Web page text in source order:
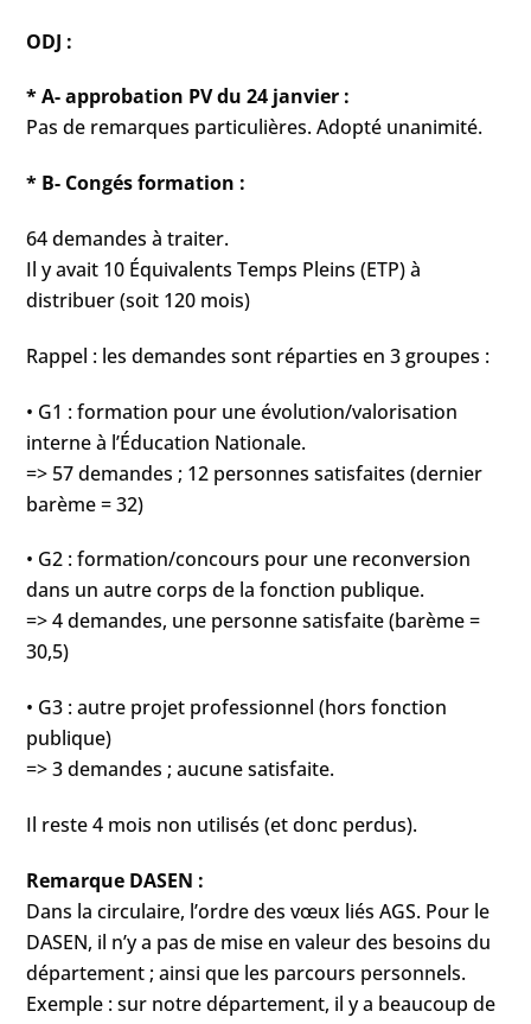
ODJ :
* A- approbation PV du 24 janvier :
Pas de remarques particulières. Adopté unanimité.
* B- Congés formation :
64 demandes à traiter.
Il y avait 10 Équivalents Temps Pleins (ETP) à
distribuer (soit 120 mois)
Rappel : les demandes sont réparties en 3 groupes :
• G1 : formation pour une évolution/valorisation
interne à l’Éducation Nationale.
=> 57 demandes ; 12 personnes satisfaites (dernier
barème = 32)
• G2 : formation/concours pour une reconversion
dans un autre corps de la fonction publique.
=> 4 demandes, une personne satisfaite (barème =
30,5)
• G3 : autre projet professionnel (hors fonction
publique)
=> 3 demandes ; aucune satisfaite.
Il reste 4 mois non utilisés (et donc perdus).
Remarque DASEN :
Dans la circulaire, l’ordre des vœux liés AGS. Pour le
DASEN, il n’y a pas de mise en valeur des besoins du
département ; ainsi que les parcours personnels.
Exemple : sur notre département, il y a beaucoup de